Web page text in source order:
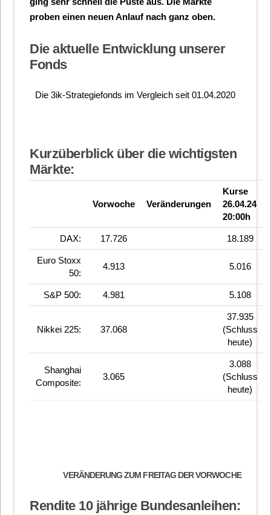
proben einen neuen Anlauf nach ganz oben.
Die aktuelle Entwicklung unserer
Fonds
Die 3ik-Strategiefonds im Vergleich seit 01.04.2020
Kurzüberblick über die wichtigsten
Märkte:
Vorwoche Veränderungen
Kurse
26.04.24
20:00h
DAX: 17.726 18.189
Euro Stoxx
50:
4.913 5.016
S&P 500: 4.981 5.108
Nikkei 225: 37.068
37.935
(Schluss
heute)
Shanghai
Composite:
3.065
3.088
(Schluss
heute)
VERÄNDERUNG ZUM FREITAG DER VORWOCHE
Rendite 10 jährige Bundesanleihen: